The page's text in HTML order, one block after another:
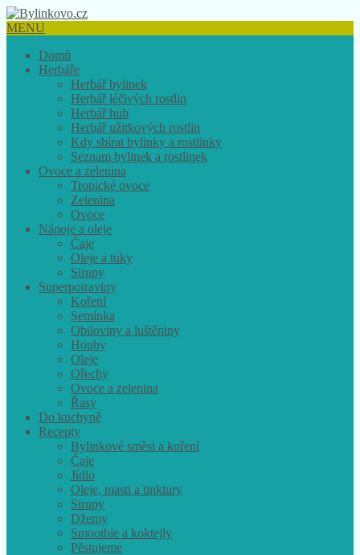
MENU
Domů
Herbáře
Herbář bylinek
Herbář léčivých rostlin
Herbář hub
Herbář užitkových rostlin
Kdy sbírat bylinky a rostlinky
Seznam bylinek a rostlinek
Ovoce a zelenina
Tropické ovoce
Zelenina
Ovoce
Nápoje a oleje
Čaje
Oleje a tuky
Sirupy
Superpotraviny
Koření
Semínka
Obiloviny a luštěniny
Houby
Oleje
Ořechy
Ovoce a zelenina
Řasy
Do kuchyně
Recepty
Bylinkové směsi a koření
Čaje
Jídlo
Oleje, masti a tinktury
Sirupy
Džemy
Smoothie a koktejly
Pěstujeme